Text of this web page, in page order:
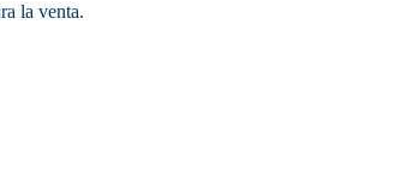
la venta.